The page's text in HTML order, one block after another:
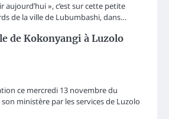
aujourd’hui », c’est sur cette petite
de la ville de Lubumbashi, dans…
de Kokonyangi à Luzolo
ce mercredi 13 novembre du
ministère par les services de Luzolo